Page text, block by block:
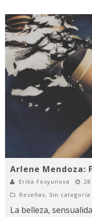
Arlene Mendoza:
Erika Fesyunova
Reseñas, Sin categoría
La belleza,